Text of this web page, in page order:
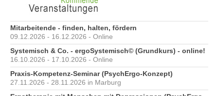
Mitarbeitende - finden, halten, fördern
09.12.2026 - 16.12.2026 - Online
Systemisch & Co. - ergoSystemisch© (Grundkurs) - online!
16.10.2026 - 17.10.2026 - Online
Praxis-Kompetenz-Seminar (PsychErgo-Konzept)
27.11.2026 - 28.11.2026 in Marburg